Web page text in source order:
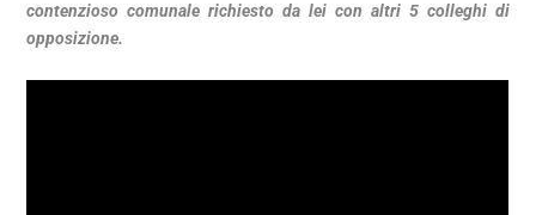
contenzioso comunale richiesto da lei con altri 5 colleghi di
opposizione.